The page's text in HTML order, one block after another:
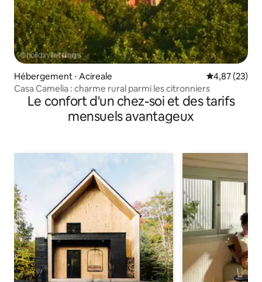
Hébergement ⋅ Acireale Évaluation
4,87 (23)
Casa Camelia : charme rural parmi les citronniers
Le confort d'un chez-soi et des tarifs
mensuels avantageux